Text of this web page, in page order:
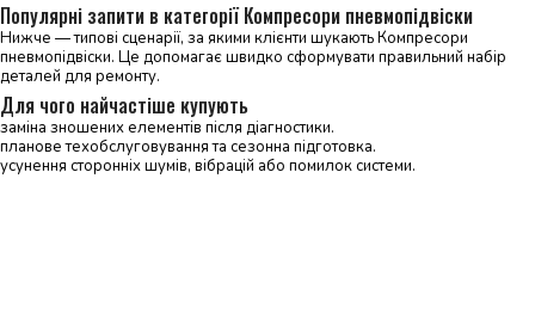
Популярні запити в категорії Компресори пневмопідвіски
Нижче — типові сценарії, за якими клієнти шукають Компресори
пневмопідвіски. Це допомагає швидко сформувати правильний набір
деталей для ремонту.
Для чого найчастіше купують
заміна зношених елементів після діагностики.
планове техобслуговування та сезонна підготовка.
усунення сторонніх шумів, вібрацій або помилок системи.